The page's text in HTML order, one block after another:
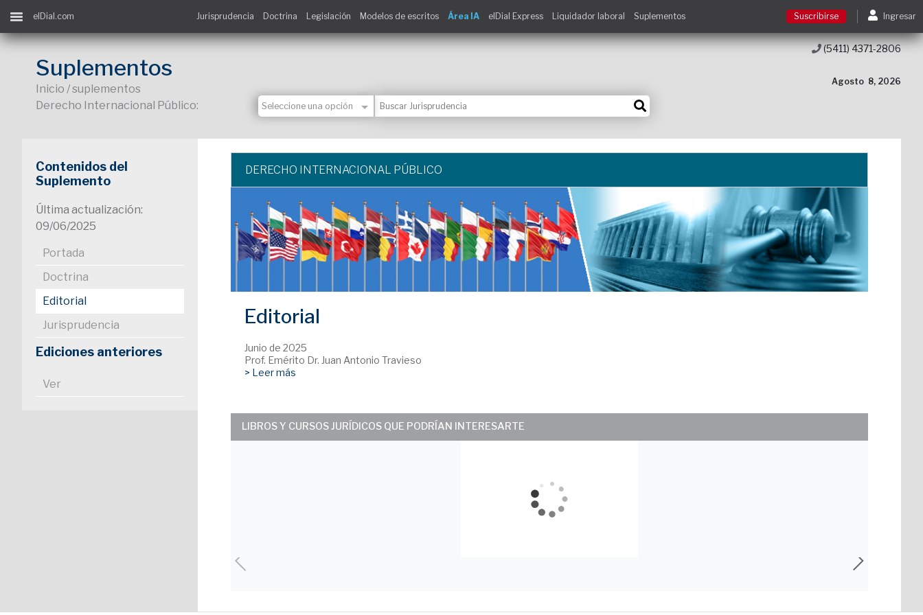
Suscribirse
Contacto
elDial.com Jurisprudencia Doctrina Legislación Modelos de escritos Área IA elDial Express Liquidador laboral Suplementos Suscribirse Ingresar
Suplementos
Inicio / suplementos
Derecho Internacional Público:
Agosto 8, 2026
(5411) 4371-2806
Contenidos del
Suplemento
Última actualización:
09/06/2025
Portada
Doctrina
Editorial
Jurisprudencia
Ediciones anteriores
Ver
DERECHO INTERNACIONAL PÚBLICO
Editorial
Junio de 2025
Prof. Emérito Dr. Juan Antonio Travieso
> Leer más
LIBROS Y CURSOS JURÍDICOS QUE PODRÍAN INTERESARTE